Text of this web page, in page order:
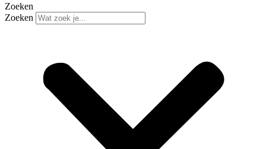
Zoeken
Zoeken